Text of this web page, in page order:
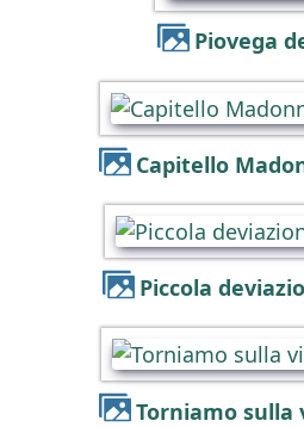
Piovega
Capitello
Piccola
Torniamo